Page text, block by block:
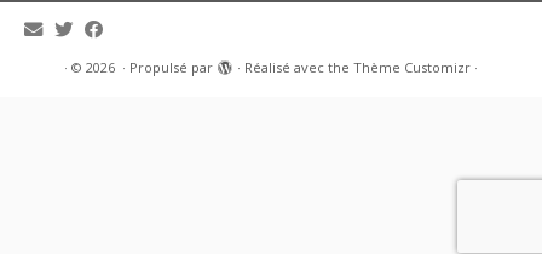
· © 2026 · Propulsé par · Réalisé avec the Thème Customizr ·